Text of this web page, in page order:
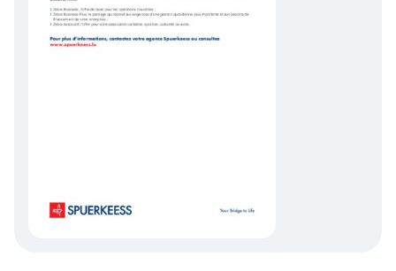
Taille du fichier: